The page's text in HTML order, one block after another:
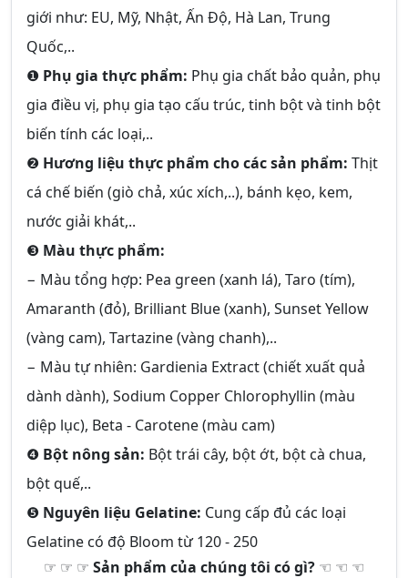
giới như: EU, Mỹ, Nhật, Ấn Độ, Hà Lan, Trung
Quốc,..
❶ Phụ gia thực phẩm: Phụ gia chất bảo quản, phụ
gia điều vị, phụ gia tạo cấu trúc, tinh bột và tinh bột
biến tính các loại,..
❷ Hương liệu thực phẩm cho các sản phẩm: Thịt
cá chế biến (giò chả, xúc xích,..), bánh kẹo, kem,
nước giải khát,..
❸ Màu thực phẩm:
− Màu tổng hợp: Pea green (xanh lá), Taro (tím),
Amaranth (đỏ), Brilliant Blue (xanh), Sunset Yellow
(vàng cam), Tartazine (vàng chanh),..
− Màu tự nhiên: Gardienia Extract (chiết xuất quả
dành dành), Sodium Copper Chlorophyllin (màu
diệp lục), Beta - Carotene (màu cam)
❹ Bột nông sản: Bột trái cây, bột ớt, bột cà chua,
bột quế,..
❺ Nguyên liệu Gelatine: Cung cấp đủ các loại
Gelatine có độ Bloom từ 120 - 250
☞ ☞ ☞ Sản phẩm của chúng tôi có gì? ☜ ☜ ☜